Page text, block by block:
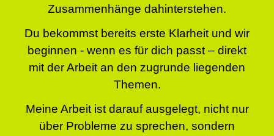
Zusammenhänge dahinterstehen.
Du bekommst bereits erste Klarheit und wir
beginnen - wenn es für dich passt – direkt
mit der Arbeit an den zugrunde liegenden
Themen.
Meine Arbeit ist darauf ausgelegt, nicht nur
über Probleme zu sprechen, sondern